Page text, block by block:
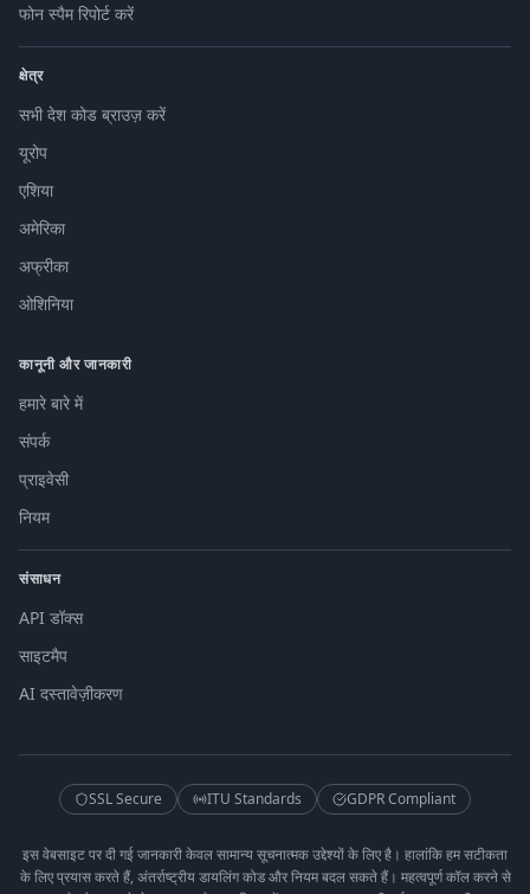
फोन स्पैम रिपोर्ट करें
क्षेत्र
सभी देश कोड ब्राउज़ करें
यूरोप
एशिया
अमेरिका
अफ्रीका
ओशिनिया
कानूनी और जानकारी
हमारे बारे में
संपर्क
प्राइवेसी
नियम
संसाधन
API डॉक्स
साइटमैप
AI दस्तावेज़ीकरण
SSL Secure ITU Standards GDPR Compliant
इस वेबसाइट पर दी गई जानकारी केवल सामान्य सूचनात्मक उद्देश्यों के लिए है। हालांकि हम सटीकता
के लिए प्रयास करते हैं, अंतर्राष्ट्रीय डायलिंग कोड और नियम बदल सकते हैं। महत्वपूर्ण कॉल करने से